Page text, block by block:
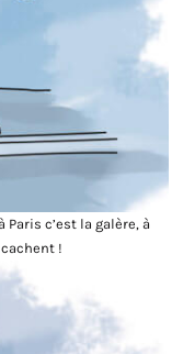
c’est la galère, à
!